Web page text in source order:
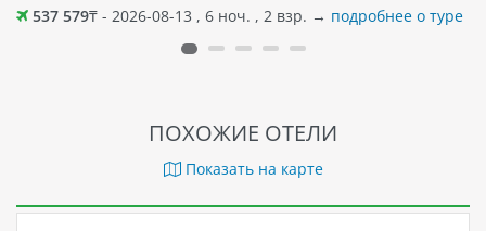
537 579₸ - 2026-08-13 , 6 ноч. , 2 взр. → подробнее о туре
ПОХОЖИЕ ОТЕЛИ
Показать на карте